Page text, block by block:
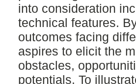
into consideration
technical features.
outcomes facing
aspires to elicit the
obstacles,
potentials. To